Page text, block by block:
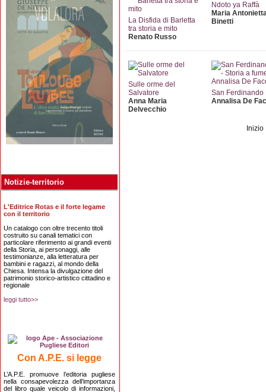
Notizie-territorio
L'Editrice Rotas e il forte legame
con il territorio
Un catalogo con oltre trecento titoli
costruito su canali tematici con
particolare riferimento ai grandi eventi
della Storia, ai personaggi, alle
testimonianze, alla letteratura per
bambini e ragazzi, al mondo della
Chiesa. Intensa la divulgazione del
patrimonio storico-artistico cittadino e
regionale
leggi tutto>>
Con A.P.E. si legge
L’A.P.E. promuove l’editoria pugliese
nella consapevolezza dell’importanza
del libro quale veicolo di informazioni,
La Disfida di Barletta
tra storia e mito
Renato Russo
Ndoto ya Raffà
Maria
Binetti
Sulle orme del
Salvatore
Anna Maria
Delvecchio
San Ferdinando
Annalisa De
Inizio